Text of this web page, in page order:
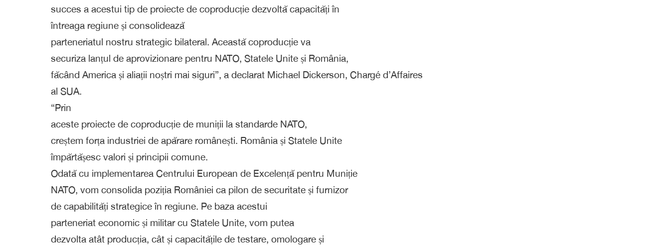
succes a acestui tip de proiecte de coproducție dezvoltă capacități în
întreaga regiune și consolidează
parteneriatul nostru strategic bilateral. Această coproducție va
securiza lanțul de aprovizionare pentru NATO, Statele Unite și România,
făcând America și aliații noștri mai siguri”, a declarat Michael Dickerson, Chargé d’Affaires
al SUA.
“Prin
aceste proiecte de coproducție de muniții la standarde NATO,
creștem forța industriei de apărare românești. România și Statele Unite
împărtășesc valori și principii comune.
Odată cu implementarea Centrului European de Excelență pentru Muniție
NATO, vom consolida poziția României ca pilon de securitate și furnizor
de capabilități strategice în regiune. Pe baza acestui
parteneriat economic și militar cu Statele Unite, vom putea
dezvolta atât producția, cât și capacitățile de testare, omologare și